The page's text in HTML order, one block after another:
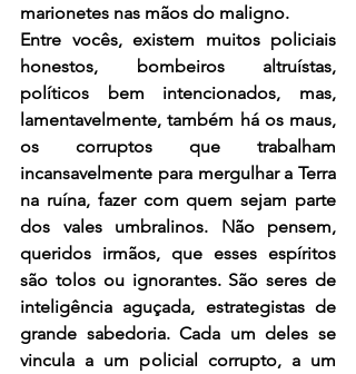
marionetes nas mãos do maligno.
Entre vocês, existem muitos policiais
honestos, bombeiros altruístas,
políticos bem intencionados, mas,
lamentavelmente, também há os maus,
os corruptos que trabalham
incansavelmente para mergulhar a Terra
na ruína, fazer com quem sejam parte
dos vales umbralinos. Não pensem,
queridos irmãos, que esses espíritos
são tolos ou ignorantes. São seres de
inteligência aguçada, estrategistas de
grande sabedoria. Cada um deles se
vincula a um policial corrupto, a um